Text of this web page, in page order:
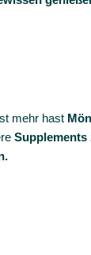
mehr hast
Supplements